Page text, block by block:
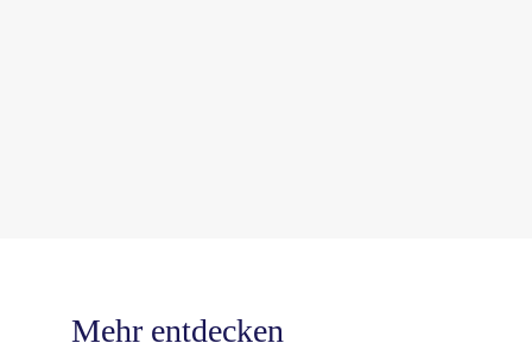
Mehr entdecken